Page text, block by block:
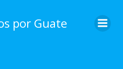
content
por Guate